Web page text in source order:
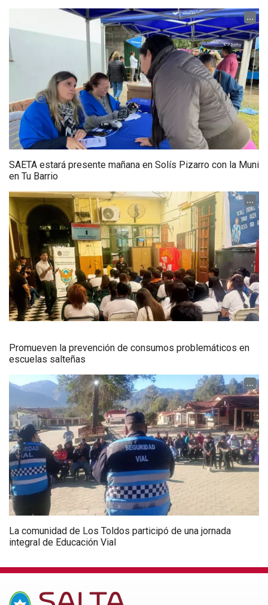
...
SAETA estará presente mañana en Solís Pizarro con la Muni
en Tu Barrio
...
Promueven la prevención de consumos problemáticos en
escuelas salteñas
...
La comunidad de Los Toldos participó de una jornada
integral de Educación Vial